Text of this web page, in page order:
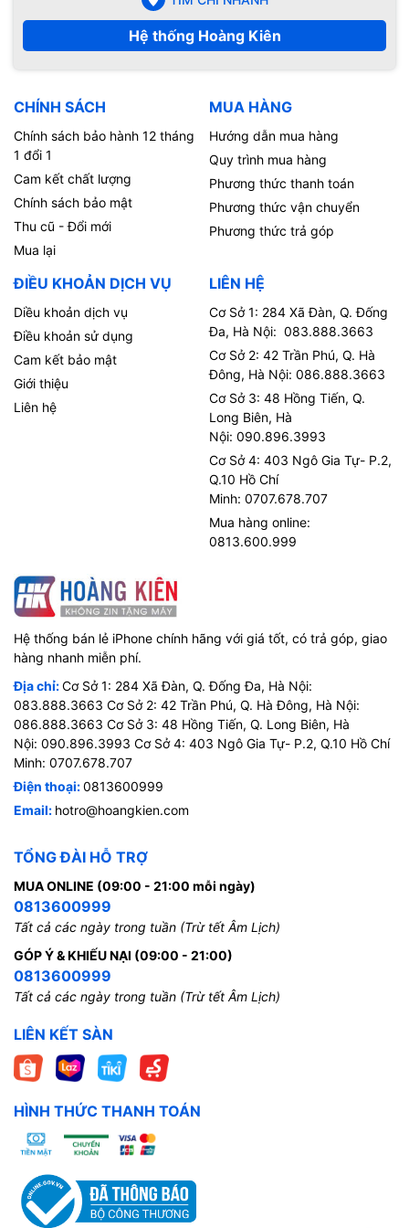
Định
dạng
video:
*.MOV
Định
dạng
hỗ
trợ:
AAC (8 - 320 Kbps), Protected AAC (từ iTunes Store),
HE-AAC, MP3 (8 - 320 Kbps), MP3 VBR, Audible
(formats 2, 3, 4, Audible Enhanced Audio, AAX, and
AAX+), Apple Lossless, AIFF và WAV
Định
dạng
âm:
CÁC TÍNH NĂNG KHÁC
Các cảm
biến:
Cảm biến vân tay, gia tốc, gyro, tiệm cận, la bàn
và khí áp kế
Đèn LED
thông báo:
Tai nghe EarPods, cáp chuyển đổi 3.5mm sang
Lightning, cáp sạc Lightning, củ sạc
Bạc, vàng, vàng hồng, đen nhám và đen bóng
Hệ thống Hoàng Kiên
CHÍNH SÁCH
Chính sách bảo hành 12 tháng
1 đổi 1
Cam kết chất lượng
Chính sách bảo mật
Thu cũ - Đổi mới
Mua lại
MUA HÀNG
Hướng dẫn mua hàng
Quy trình mua hàng
Phương thức thanh toán
Phương thức vận chuyển
Phương thức trả góp
ĐIỀU KHOẢN DỊCH VỤ
Diều khoản dịch vụ
Điều khoản sử dụng
Cam kết bảo mật
Giới thiệu
Liên hệ
LIÊN HỆ
Cơ Sở 1: 284 Xã Đàn, Q. Đống
Đa, Hà Nội: 083.888.3663
Cơ Sở 2: 42 Trần Phú, Q. Hà
Đông, Hà Nội: 086.888.3663
Cơ Sở 3: 48 Hồng Tiến, Q.
Long Biên, Hà
Nội: 090.896.3993
Cơ Sở 4: 403 Ngô Gia Tự- P.2,
Q.10 Hồ Chí
Minh: 0707.678.707
Mua hàng online:
0813.600.999
Hệ thống bán lẻ iPhone chính hãng với giá tốt, có trả góp, giao
hàng nhanh miễn phí.
Địa chỉ:Cơ Sở 1: 284 Xã Đàn, Q. Đống Đa, Hà Nội:
083.888.3663 Cơ Sở 2: 42 Trần Phú, Q. Hà Đông, Hà Nội:
086.888.3663 Cơ Sở 3: 48 Hồng Tiến, Q. Long Biên, Hà
Nội: 090.896.3993 Cơ Sở 4: 403 Ngô Gia Tự- P.2, Q.10 Hồ Chí
Minh: 0707.678.707
Điện thoại:0813600999
Email: hotro@hoangkien.com
TỔNG ĐÀI HỖ TRỢ
MUA ONLINE (09:00 - 21:00 mỗi ngày)
0813600999
Tất cả các ngày trong tuần (Trừ tết Âm Lịch)
GÓP Ý & KHIẾU NẠI (09:00 - 21:00)
0813600999
Tất cả các ngày trong tuần (Trừ tết Âm Lịch)
LIÊN KẾT SÀN
HÌNH THỨC THANH TOÁN